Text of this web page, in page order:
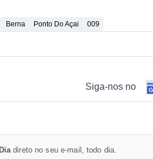
Berna Ponto Do Açai 009
Siga-nos no
direto no seu e-mail, todo dia.